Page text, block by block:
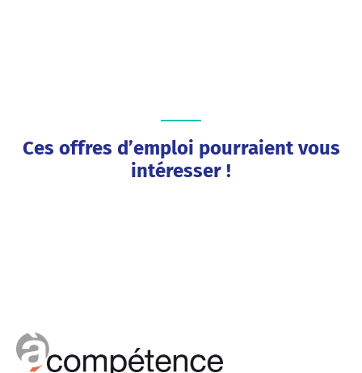
Ces offres d’emploi pourraient vous
intéresser !